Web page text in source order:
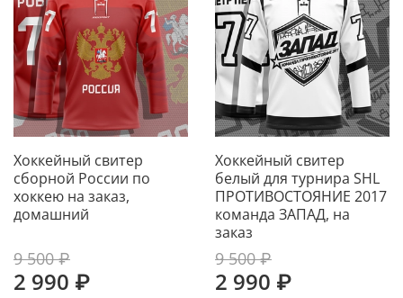
Хоккейный свитер
сборной России по
хоккею на заказ,
домашний
9 500 ₽
2 990 ₽
Хоккейный свитер
белый для турнира SHL
ПРОТИВОСТОЯНИЕ 2017
команда ЗАПАД, на
заказ
9 500 ₽
2 990 ₽